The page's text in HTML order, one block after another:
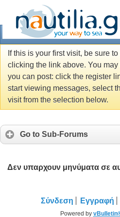
If this is your first visit, be sure
clicking the link above. You may
you can post: click the register
start viewing messages, select
visit from the selection below.
Go to Sub-Forums
Δεν υπαρχουν μηνύματα σε
Σύνδεση Εγγραφή
Powered by